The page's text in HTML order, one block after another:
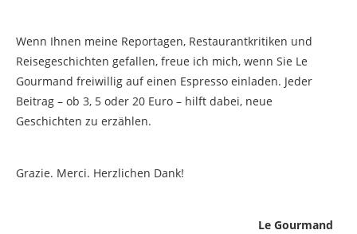
Wenn Ihnen meine Reportagen, Restaurantkritiken und
Reisegeschichten gefallen, freue ich mich, wenn Sie Le
Gourmand freiwillig auf einen Espresso einladen. Jeder
Beitrag – ob 3, 5 oder 20 Euro – hilft dabei, neue
Geschichten zu erzählen.
Grazie. Merci. Herzlichen Dank!
Le Gourmand